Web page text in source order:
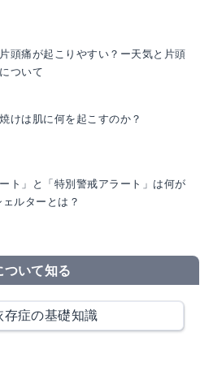
頭痛が起こりやすい？ー天気と片頭
ついて
けは肌に何を起こすのか？
ト」と「特別警戒アラート」は何が
ルターとは？
ついて知る
存症の基礎知識